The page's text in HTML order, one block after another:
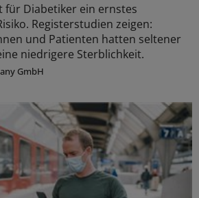
für Diabetiker ein ernstes
Registerstudien zeigen:
und Patienten hatten seltener
niedrigere Sterblichkeit.
GmbH